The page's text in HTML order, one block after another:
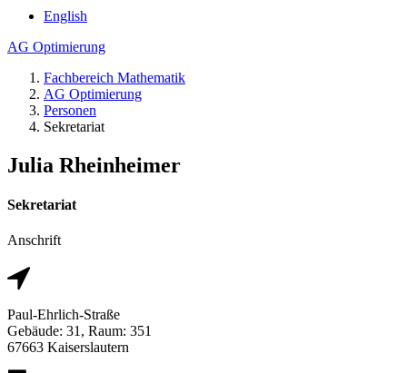
English
AG Optimierung
Fachbereich Mathematik
AG Optimierung
Personen
Sekretariat
Julia Rheinheimer
Sekretariat
Anschrift
Paul-Ehrlich-Straße
Gebäude: 31, Raum: 351
67663 Kaiserslautern